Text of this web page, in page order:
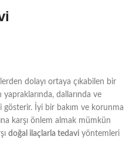
dolayı ortaya çıkabilen bir
yapraklarında, dallarında ve
İyi bir bakım ve korunma
karşı önlem almak mümkün
doğal ilaçlarla tedavi yöntemleri